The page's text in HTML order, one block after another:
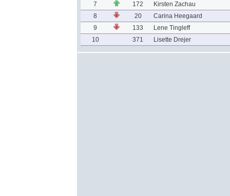
7
172
Kirsten Zachau
8
20
Carina Heegaard
9
133
Lene Tingleff
10
371 Lisette Drejer